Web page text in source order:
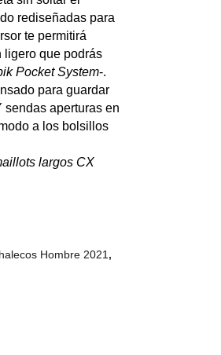
rediseñadas para
te permitirá
ligero que podrás
Pocket System-.
para guardar
sendas aperturas en
a los bolsillos
largos CX
Hombre 2021 ,